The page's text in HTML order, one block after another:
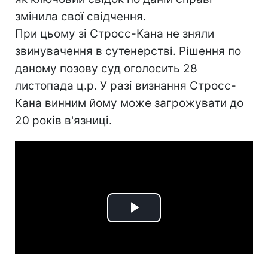
змінила свої свідчення.
При цьому зі Стросс-Кана не зняли
звинувачення в сутенерстві. Рішення по
даному позову суд оголосить 28
листопада ц.р. У разі визнання Стросс-
Кана винним йому може загрожувати до
20 років в'язниці.
Play